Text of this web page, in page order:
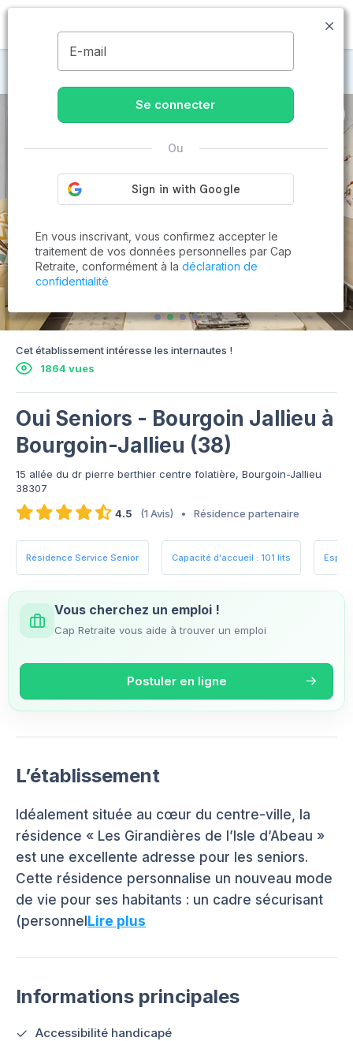
MENU
Maisons de retraite à Bourgoin-Jallieu
Cet établissement intéresse les internautes !
1864 vues
Oui Seniors - Bourgoin Jallieu à
Bourgoin-Jallieu (38)
15 allée du dr pierre berthier centre folatière, Bourgoin-Jallieu
38307
4.5
(1 Avis) • Résidence partenaire
Résidence Service Senior Capacité d'accueil : 101 lits
Vous cherchez un emploi !
Cap Retraite vous aide à trouver un emploi
Postuler en ligne
L’établissement
Idéalement située au cœur du centre-ville, la
résidence « Les Girandières de l’Isle d’Abeau »
est une excellente adresse pour les seniors.
Cette résidence personnalise un nouveau mode
de vie pour ses habitants : un cadre sécurisant
(personnelLire plus
Informations principales
Accessibilité handicapé
E-mail
Se connecter
Ou
En vous inscrivant, vous confirmez accepter le
traitement de vos données personnelles par Cap
Retraite, conformément à la déclaration de
confidentialité